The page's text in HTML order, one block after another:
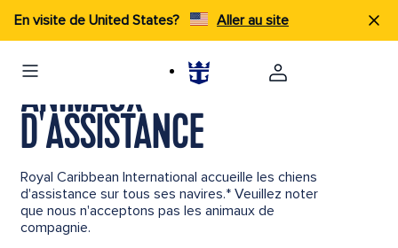
En visite de United States? Aller au site
ANIMAUX
D'ASSISTANCE
Royal Caribbean International accueille les chiens
d'assistance sur tous ses navires.* Veuillez noter
que nous n'acceptons pas les animaux de
compagnie.